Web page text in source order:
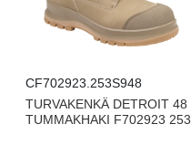
CF702923.253S948
TURVAKENKÄ DETROIT 48
TUMMAKHAKI F702923 253